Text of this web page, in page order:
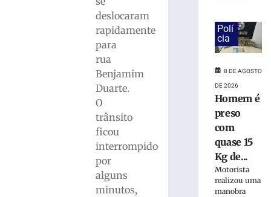
deslocaram
rapidamente
para
rua
Benjamim
Duarte.
O
trânsito
ficou
interrompido
por
alguns
minutos,
maconha
Blumenau
Polí
cia
8 DE AGOSTO
DE 2026
Homem é
preso
com
quase 15
Kg de...
Motorista
realizou uma
manobra